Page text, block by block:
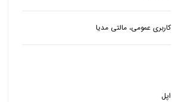
کاربری عمومی، مالتی مدیا
اپل